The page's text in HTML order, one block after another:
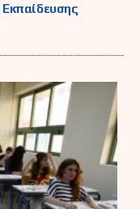
Εκπαίδευσης